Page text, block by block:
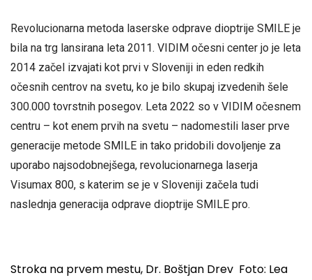
Revolucionarna metoda laserske odprave dioptrije SMILE je
bila na trg lansirana leta 2011. VIDIM očesni center jo je leta
2014 začel izvajati kot prvi v Sloveniji in eden redkih
očesnih centrov na svetu, ko je bilo skupaj izvedenih šele
300.000 tovrstnih posegov. Leta 2022 so v VIDIM očesnem
centru – kot enem prvih na svetu – nadomestili laser prve
generacije metode SMILE in tako pridobili dovoljenje za
uporabo najsodobnejšega, revolucionarnega laserja
Visumax 800, s katerim se je v Sloveniji začela tudi
naslednja generacija odprave dioptrije SMILE pro.
Stroka na prvem mestu, Dr. Boštjan Drev Foto: Lea